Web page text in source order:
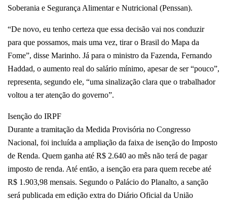
Soberania e Segurança Alimentar e Nutricional (Penssan).
“De novo, eu tenho certeza que essa decisão vai nos conduzir
para que possamos, mais uma vez, tirar o Brasil do Mapa da
Fome”, disse Marinho. Já para o ministro da Fazenda, Fernando
Haddad, o aumento real do salário mínimo, apesar de ser “pouco”,
representa, segundo ele, “uma sinalização clara que o trabalhador
voltou a ter atenção do governo”.
Isenção do IRPF
Durante a tramitação da Medida Provisória no Congresso
Nacional, foi incluída a ampliação da faixa de isenção do Imposto
de Renda. Quem ganha até R$ 2.640 ao mês não terá de pagar
imposto de renda. Até então, a isenção era para quem recebe até
R$ 1.903,98 mensais. Segundo o Palácio do Planalto, a sanção
será publicada em edição extra do Diário Oficial da União